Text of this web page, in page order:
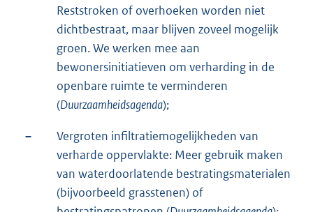
Reststroken of overhoeken worden niet
dichtbestraat, maar blijven zoveel mogelijk
groen. We werken mee aan
bewonersinitiatieven om verharding in de
openbare ruimte te verminderen
(Duurzaamheidsagenda);
–
Vergroten infiltratiemogelijkheden van
verharde oppervlakte: Meer gebruik maken
van waterdoorlatende bestratingsmaterialen
(bijvoorbeeld grasstenen) of